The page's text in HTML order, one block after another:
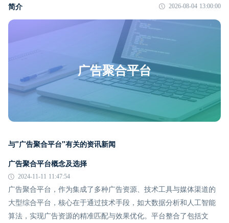
简介 2026-08-04 13:00:00
广告聚合平台
与"广告聚合平台"有关的资讯新闻
广告聚合平台概念及选择
2024-11-11 11:47:54
广告聚合平台，作为集成了多种广告资源、技术工具与媒体渠道的
大型综合平台，核心在于通过技术手段，如大数据分析和人工智能
算法，实现广告资源的精准匹配与效果优化。平台整合了包括文